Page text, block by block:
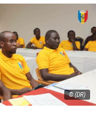
© (DR)